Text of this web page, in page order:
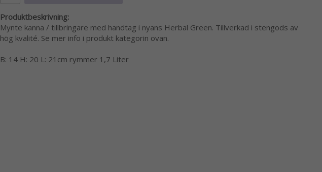
Produktbeskrivning:
Mynte kanna / tillbringare med handtag i nyans Herbal Green. Tillverkad i stengods av
hög kvalité. Se mer info i produkt kategorin ovan.
B: 14 H: 20 L: 21cm rymmer 1,7 Liter